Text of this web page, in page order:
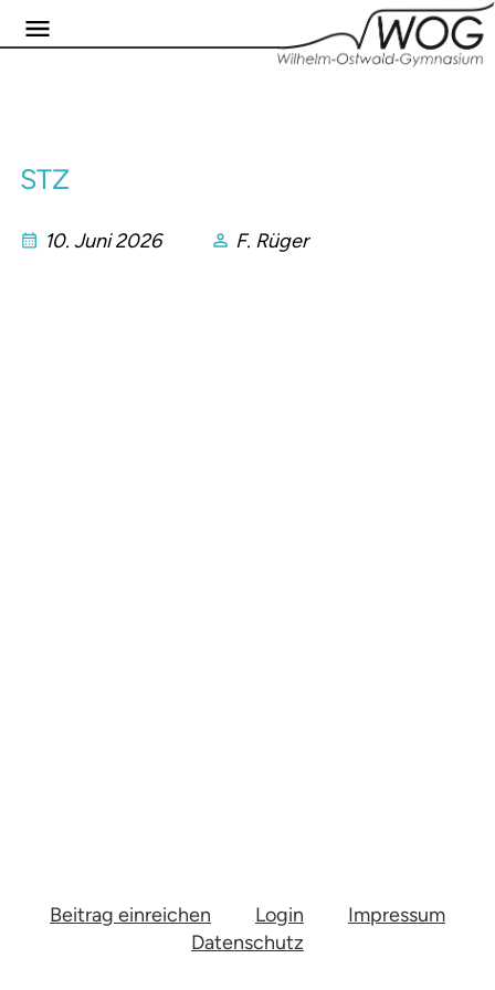
STZ
10. Juni 2026 F. Rüger
Beitrag einreichen Login
Impressum
Datenschutz